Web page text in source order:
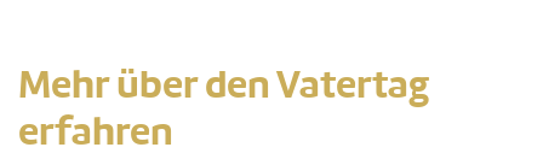
Mehr über den Vatertag
erfahren